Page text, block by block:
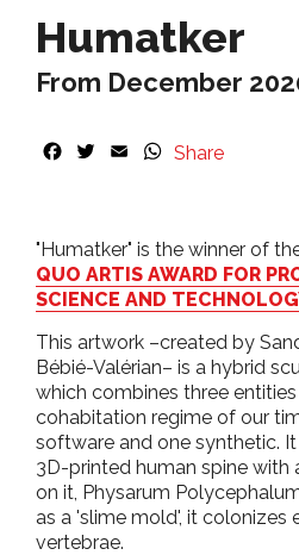
Humatker
From December
b
o
o
k
t
e
r
W
s
A
p
p
Share
"Humatker" is the winner of
QUO ARTIS AWARD FOR
SCIENCE AND
This artwork –created by
Bébié-Valérian– is a hybrid
which combines three
cohabitation regime of our
software and one synthetic.
3D-printed human spine with
on it, Physarum
as a 'slime mold', it colonizes
vertebrae.